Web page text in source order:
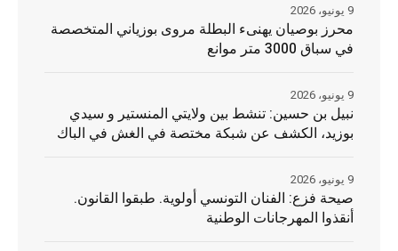
محرز بوصيان يهنىء البطلة مروى بوزياني المتخصصة
في سباق 3000 متر موانع
9 يونيو، 2026
نبيل بن حسين: تنشط بين ولايتي المنستير و سيدي
بوزيد، الكشف عن شبكة مختصة في الغش في الباك
9 يونيو، 2026
صيحة فزع: الفنان التونسي أولوية. طبقوا القانون.
أنقذوا المهرجانات الوطنية
9 يونيو، 2026